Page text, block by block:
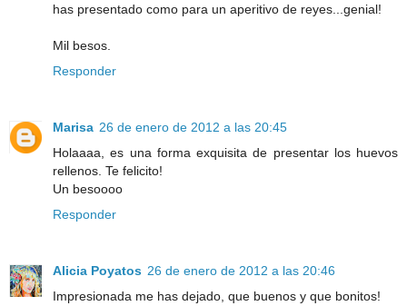
has presentado como para un aperitivo de reyes...genial!
Mil besos.
Responder
Marisa 26 de enero de 2012 a las 20:45
Holaaaa, es una forma exquisita de presentar los huevos
rellenos. Te felicito!
Un besoooo
Responder
Alicia Poyatos 26 de enero de 2012 a las 20:46
Impresionada me has dejado, que buenos y que bonitos!